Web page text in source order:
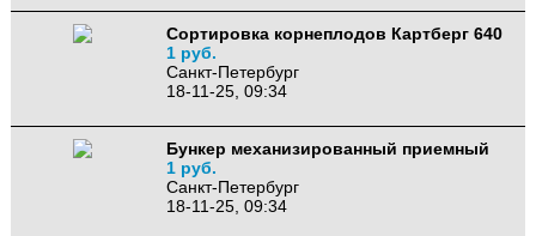
Сортировка корнеплодов Картберг 640
1 руб.
Санкт-Петербург
18-11-25, 09:34
Бункер механизированный приемный
1 руб.
Санкт-Петербург
18-11-25, 09:34